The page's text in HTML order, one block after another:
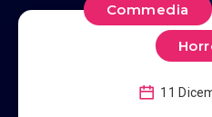
Commedia
11